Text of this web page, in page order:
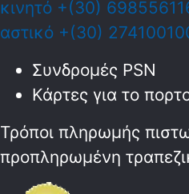
κινητό +(30)
αστικό +(30)
Συνδρομές PSN
Κάρτες για το
Τρόποι πληρωμής
προπληρωμένη